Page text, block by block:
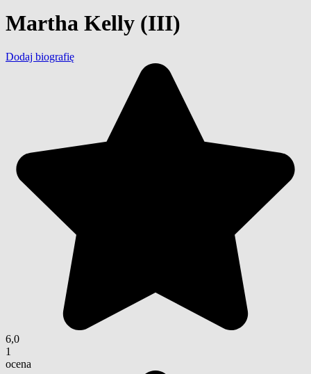
Martha Kelly (III)
Dodaj biografię
6,0
1
ocena